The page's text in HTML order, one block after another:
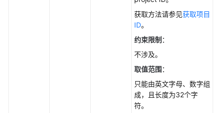
获取方法请参见获取项目
ID。
约束限制 ：
不涉及。
取值范围：
只能由英文字母、数字组
成，且长度为32个字
符。